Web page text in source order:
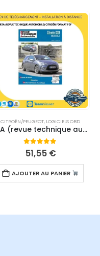
CITROËN/PEUGEOT, LOGICIELS OBD
RTA (revue technique automobile) Citroën – TELECHARGEMENT
0sur 5
51,55 €
AJOUTER AU PANIER